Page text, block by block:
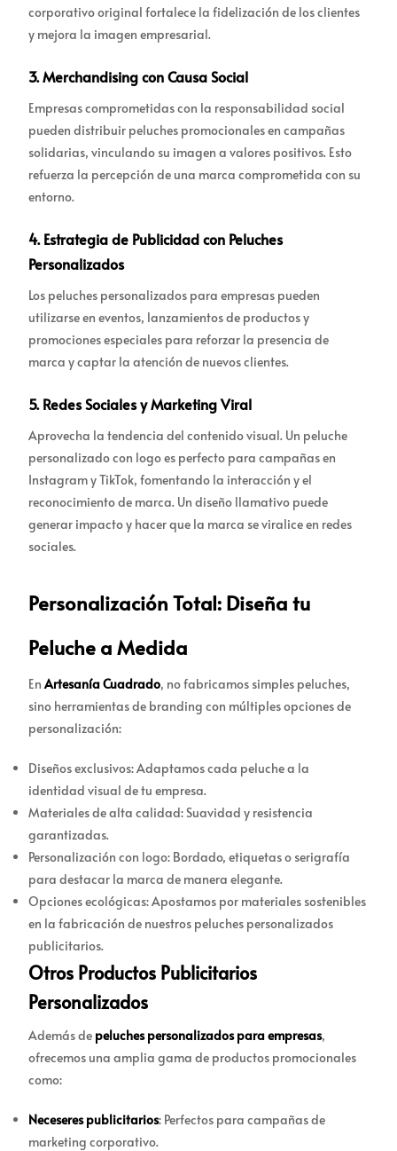
corporativo original fortalece la fidelización de los clientes
y mejora la imagen empresarial.
3.Merchandising con Causa Social
Empresas comprometidas con la responsabilidad social
pueden distribuir peluches promocionales en campañas
solidarias, vinculando su imagen a valores positivos. Esto
refuerza la percepción de una marca comprometida con su
entorno.
4.Estrategia de Publicidad con Peluches
Personalizados
Los peluches personalizados para empresas pueden
utilizarse en eventos, lanzamientos de productos y
promociones especiales para reforzar la presencia de
marca y captar la atención de nuevos clientes.
5.Redes Sociales y Marketing Viral
Aprovecha la tendencia del contenido visual. Un peluche
personalizado con logo es perfecto para campañas en
Instagram y TikTok, fomentando la interacción y el
reconocimiento de marca. Un diseño llamativo puede
generar impacto y hacer que la marca se viralice en redes
sociales.
Personalización Total: Diseña tu
Peluche a Medida
EnArtesanía Cuadrado, no fabricamos simples peluches,
sino herramientas de branding con múltiples opciones de
personalización:
Diseños exclusivos: Adaptamos cada peluche a la
identidad visual de tu empresa.
Materiales de alta calidad: Suavidad y resistencia
garantizadas.
Personalización con logo: Bordado, etiquetas o serigrafía
para destacar la marca de manera elegante.
Opciones ecológicas: Apostamos por materiales sostenibles
en la fabricación de nuestros peluches personalizados
publicitarios.
Otros Productos Publicitarios
Personalizados
Además de peluches personalizados para empresas,
ofrecemos una amplia gama de productos promocionales
como:
Neceseres publicitarios: Perfectos para campañas de
marketing corporativo.